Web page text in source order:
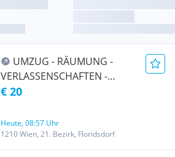
UMZUG - RÄUMUNG -
VERLASSENSCHAFTEN -
TRANSPORT -
ÜBERSIEDLUNG WIEN &
UMGEBUNG AUCH Ö-weit
und EU-weit
€ 20
Heute, 08:57 Uhr
1210 Wien, 21. Bezirk, Floridsdorf